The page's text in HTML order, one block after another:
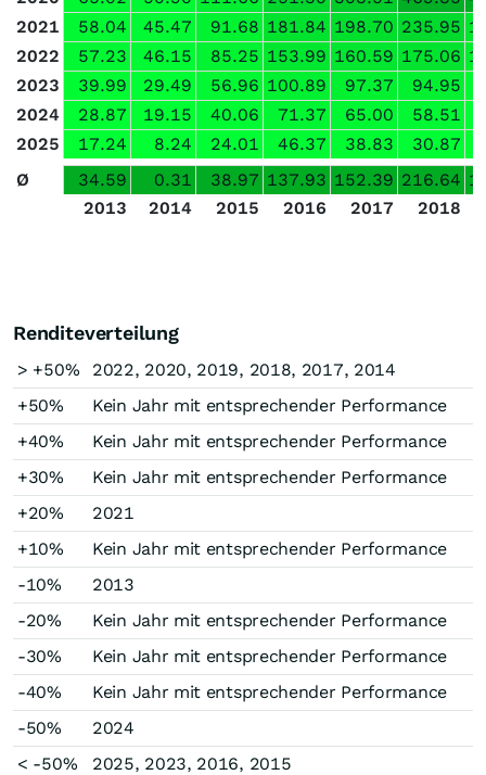
2021
58.04 45.47 91.68 181.84 198.70 235.95
2022
57.23 46.15 85.25 153.99 160.59 175.06
2023
39.99 29.49 56.96 100.89 97.37 94.95
2024
28.87 19.15 40.06 71.37 65.00 58.51
2025
17.24 8.24 24.01 46.37 38.83
30.87
Ø
34.59 0.31 38.97 137.93 152.39 216.64
2013
2014 2015 2016 2017 2018
Renditeverteilung
> +50%
2022, 2020, 2019, 2018, 2017, 2014
+50%
Kein Jahr mit entsprechender Performance
+40%
Kein Jahr mit entsprechender Performance
+30%
Kein Jahr mit entsprechender Performance
+20%
2021
+10%
Kein Jahr mit entsprechender Performance
-10%
2013
-20%
Kein Jahr mit entsprechender Performance
-30%
Kein Jahr mit entsprechender Performance
-40%
Kein Jahr mit entsprechender Performance
-50%
2024
< -50%
2025, 2023, 2016, 2015